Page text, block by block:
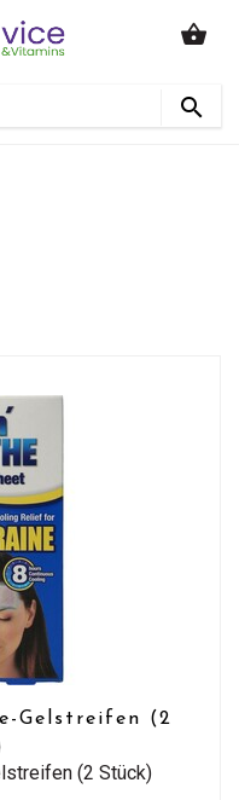
Gelstreifen (2
(2 Stück)